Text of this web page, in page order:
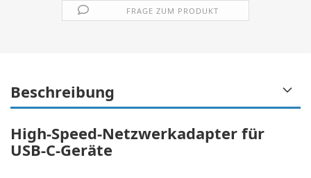
FRAGE ZUM PRODUKT
Beschreibung
High-Speed-Netzwerkadapter für
USB-C-Geräte